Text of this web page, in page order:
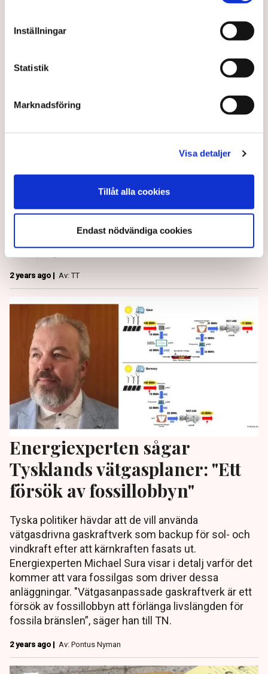
Inställningar
Statistik
Marknadsföring
Visa detaljer
Tillåt alla cookies
Endast nödvändiga cookies
Sverige sämst - men ljusning
igen, siar EU-kommissionen i sin ekonomiska
vinterprognos.
2 years ago | Av: TT
Energiexperten sågar
Tysklands vätgasplaner: "Ett
försök av fossillobbyn"
Tyska politiker hävdar att de vill använda
vätgasdrivna gaskraftverk som backup för sol- och
vindkraft efter att kärnkraften fasats ut.
Energiexperten Michael Sura visar i detalj varför det
kommer att vara fossilgas som driver dessa
anläggningar. "Vätgasanpassade gaskraftverk är ett
försök av fossillobbyn att förlänga livslängden för
fossila bränslen”, säger han till TN.
2 years ago | Av: Pontus Nyman